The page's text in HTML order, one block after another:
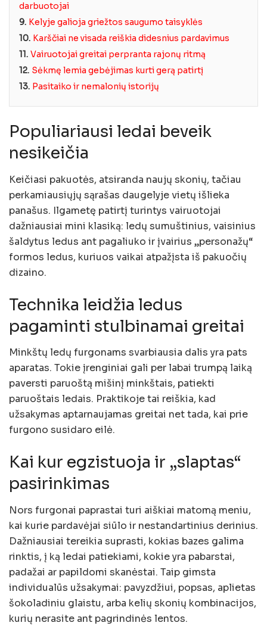
darbuotojai
9. Kelyje galioja griežtos saugumo taisyklės
10. Karščiai ne visada reiškia didesnius pardavimus
11. Vairuotojai greitai perpranta rajonų ritmą
12. Sėkmę lemia gebėjimas kurti gerą patirtį
13. Pasitaiko ir nemalonių istorijų
Populiariausi ledai beveik
nesikeičia
Keičiasi pakuotės, atsiranda naujų skonių, tačiau
perkamiausiųjų sąrašas daugelyje vietų išlieka
panašus. Ilgametę patirtį turintys vairuotojai
dažniausiai mini klasiką: ledų sumuštinius, vaisinius
šaldytus ledus ant pagaliuko ir įvairius „personažų“
formos ledus, kuriuos vaikai atpažįsta iš pakuočių
dizaino.
Technika leidžia ledus
pagaminti stulbinamai greitai
Minkštų ledų furgonams svarbiausia dalis yra pats
aparatas. Tokie įrenginiai gali per labai trumpą laiką
paversti paruoštą mišinį minkštais, patiekti
paruoštais ledais. Praktikoje tai reiškia, kad
užsakymas aptarnaujamas greitai net tada, kai prie
furgono susidaro eilė.
Kai kur egzistuoja ir „slaptas“
pasirinkimas
Nors furgonai paprastai turi aiškiai matomą meniu,
kai kurie pardavėjai siūlo ir nestandartinius derinius.
Dažniausiai tereikia suprasti, kokias bazes galima
rinktis, į ką ledai patiekiami, kokie yra pabarstai,
padažai ar papildomi skanėstai. Taip gimsta
individualūs užsakymai: pavyzdžiui, popsas, aplietas
šokoladiniu glaistu, arba kelių skonių kombinacijos,
kurių nerasite ant pagrindinės lentos.